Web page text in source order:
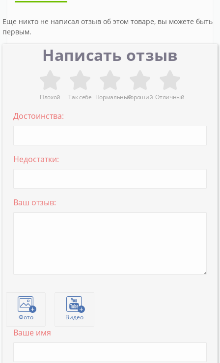
Еще никто не написал отзыв об этом товаре, вы можете быть
первым.
Написать отзыв
Плохой Так себе НормальныйХороший Отличный
Достоинства:
Недостатки:
Ваш отзыв:
Фото Видео
Ваше имя